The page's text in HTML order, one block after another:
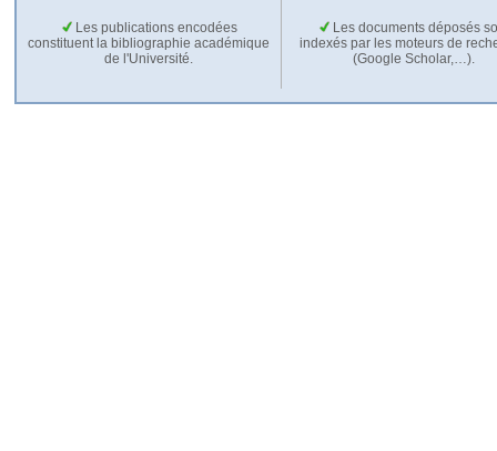
Les publications encodées
constituent la bibliographie académique
de l'Université.
Les documents déposés
indexés par les moteurs de
(Google Scholar,…).